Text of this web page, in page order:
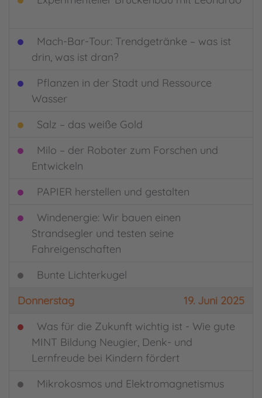
Mach-Bar-Tour: Trendgetränke – was ist
drin, was ist dran?
Pflanzen in der Stadt und Ressource
Wasser
Salz – das weiße Gold
Milo – der Roboter zum Forschen und
Entwickeln
PAPIER herstellen und gestalten
Windenergie: Wir bauen einen
Strandsegler und testen seine
Fahreigenschaften
Bunte Lichterkugel
Donnerstag
19. Juni 2025
Was für die Zukunft wichtig ist - Wie gute
MINT Bildung Neugier, Denk- und
Lernfreude bei Kindern fördert
Mikrokosmos und Elektromagnetismus